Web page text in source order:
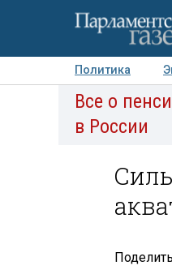
Политика
Авторы
Все о
в России